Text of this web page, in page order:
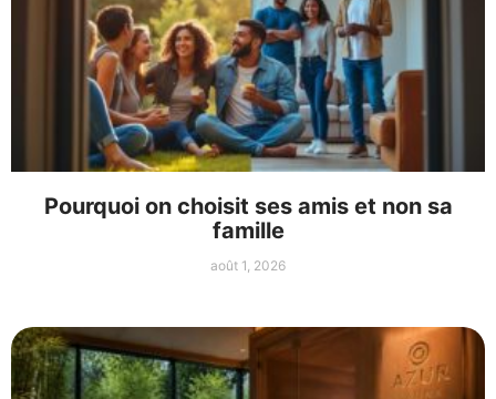
Pourquoi on choisit ses amis et non sa
famille
août 1, 2026